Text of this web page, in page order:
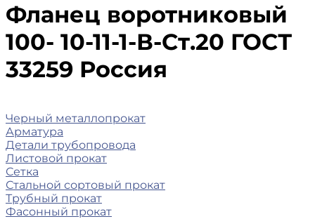
Фланец воротниковый
100- 10-11-1-В-Ст.20 ГОСТ
33259 Россия
Черный металлопрокат
Арматура
Детали трубопровода
Листовой прокат
Сетка
Стальной сортовый прокат
Трубный прокат
Фасонный прокат